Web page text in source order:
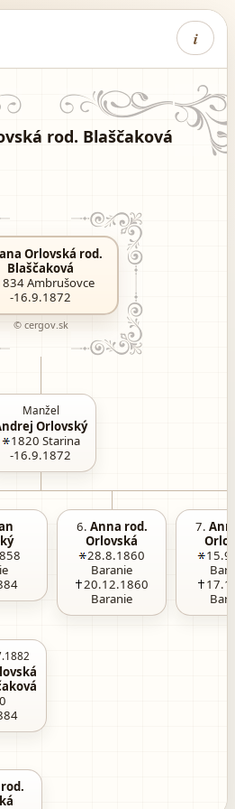
i
rod. Blaščaková
Orlovská rod.
Blaščaková
Ambrušovce
-16.9.1872
© cergov.sk
Manžel
Orlovský
1820 Starina
-16.9.1872
6. Anna rod.
Orlovská
28.8.1860
Baranie
20.12.1860
Baranie
7.